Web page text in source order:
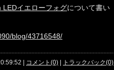
イエローフォグについて書い
blog/43716548/
| コメント(0) トラックバック(0)